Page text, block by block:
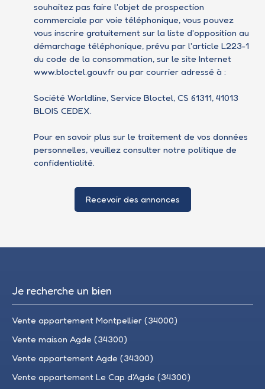
souhaitez pas faire l'objet de prospection
commerciale par voie téléphonique, vous pouvez
vous inscrire gratuitement sur la liste d'opposition au
démarchage téléphonique, prévu par l'article L223-1
du code de la consommation, sur le site Internet
www.bloctel.gouv.fr ou par courrier adressé à :
Société Worldline, Service Bloctel, CS 61311, 41013
BLOIS CEDEX.
Pour en savoir plus sur le traitement de vos données
personnelles, veuillez consulter notre politique de
confidentialité.
Recevoir des annonces
Je recherche un bien
Vente appartement Montpellier (34000)
Vente maison Agde (34300)
Vente appartement Agde (34300)
Vente appartement Le Cap d'Agde (34300)